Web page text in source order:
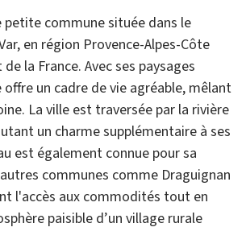
petite commune située dans le
en région Provence-Alpes-Côte
la France. Avec ses paysages
un cadre de vie agréable, mêlant
La ville est traversée par la rivière
un charme supplémentaire à ses
est également connue pour sa
communes comme Draguignan
l'accès aux commodités tout en
paisible d’un village rurale